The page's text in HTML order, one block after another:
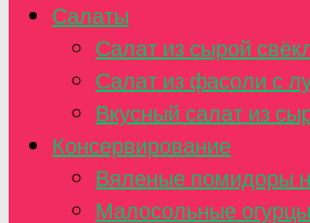
Салаты
Салат из сырой
Салат из фасоли с
Вкусный салат из
Консервирование
Вяленые помидоры
Малосольные